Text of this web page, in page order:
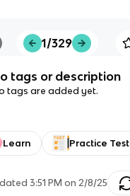
1/329
tags or description
tags are added yet.
Learn Practice Test
3:51 PM on 2/8/25